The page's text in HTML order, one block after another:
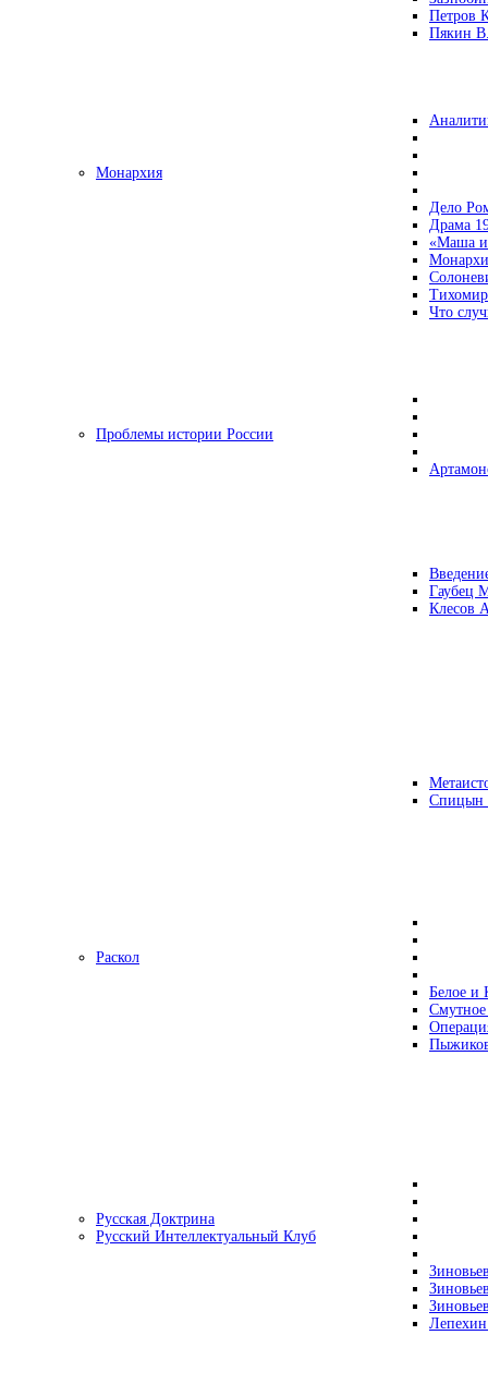
Петров
Пякин
Монархия
Дело
Драма
«Маша и
Что
Проблемы истории России
Гаубец
Клесов
Раскол
Белое и
Русская Доктрина
Русский Интеллектуальный Клуб